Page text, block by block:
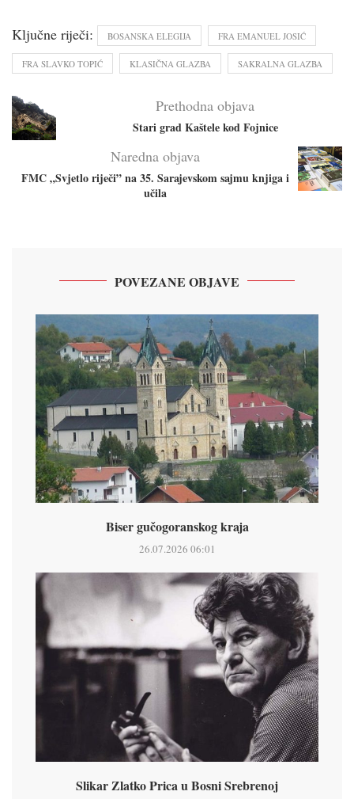
Ključne riječi: BOSANSKA ELEGIJA FRA EMANUEL JOSIĆ
FRA SLAVKO TOPIĆ KLASIČNA GLAZBA SAKRALNA GLAZBA
Prethodna objava
Stari grad Kaštele kod Fojnice
Naredna objava
FMC „Svjetlo riječi” na 35. Sarajevskom sajmu knjiga i
učila
POVEZANE OBJAVE
Biser gučogoranskog kraja
26.07.2026 06:01
Slikar Zlatko Prica u Bosni Srebrenoj